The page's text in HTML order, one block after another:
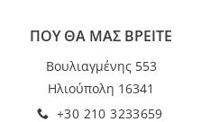
ΠΟΥ ΘΑ ΜΑΣ ΒΡΕΙΤΕ
Βουλιαγμένης 553
Ηλιούπολη 16341
+30 210 3233659